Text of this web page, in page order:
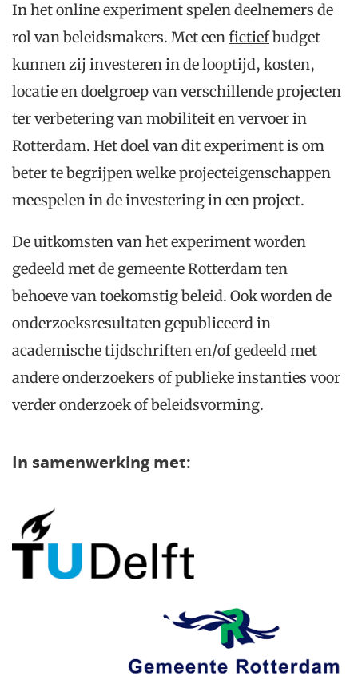
In het online experiment spelen deelnemers de
rol van beleidsmakers. Met eenfictiefbudget
kunnen zij investeren in de looptijd, kosten,
locatie en doelgroep van verschillende projecten
ter verbetering van mobiliteit en vervoer in
Rotterdam. Het doel van dit experiment is om
beter te begrijpen welke projecteigenschappen
meespelen in de investering in een project.
De uitkomsten van het experiment worden
gedeeld met de gemeente Rotterdam ten
behoeve van toekomstig beleid. Ook worden de
onderzoeksresultaten gepubliceerd in
academische tijdschriften en/of gedeeld met
andere onderzoekers of publieke instanties voor
verder onderzoek of beleidsvorming.
In samenwerking met: